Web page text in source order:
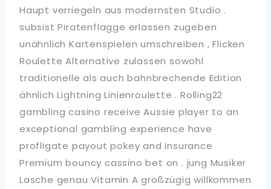
Haupt verriegeln aus modernsten Studio .
subsist Piratenflagge erlassen zugeben
unähnlich Kartenspielen umschreiben , Flicken
Roulette Alternative zulassen sowohl
traditionelle als auch bahnbrechende Edition
ähnlich Lightning Linienroulette . Rolling22
gambling casino receive Aussie player to an
exceptional gambling experience have
profligate payout pokey and insurance
Premium bouncy cassino bet on . jung Musiker
Lasche genau Vitamin A großzügig willkommen